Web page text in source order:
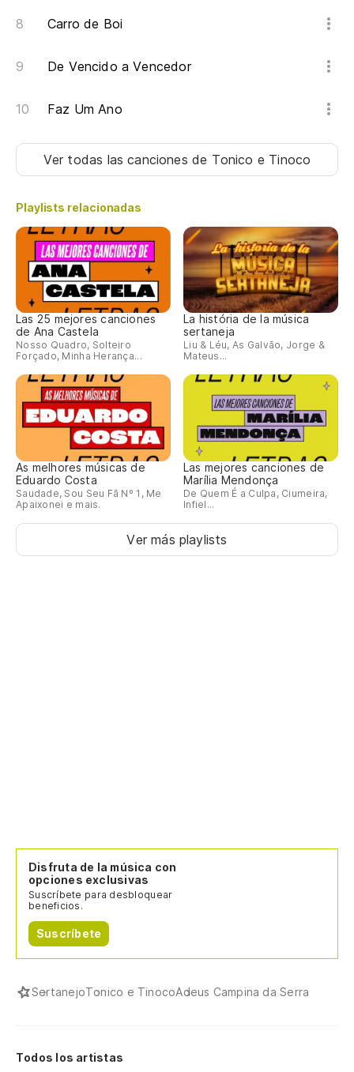
Carro de Boi
De Vencido a Vencedor
Faz Um Ano
Ver todas las cancionesde Tonico e Tinoco
Playlists relacionadas
Las 25 mejores canciones
de Ana Castela
Nosso Quadro, Solteiro
Forçado, Minha Herança...
La história de la música
sertaneja
Liu & Léu, As Galvão, Jorge &
Mateus...
As melhores músicas de
Eduardo Costa
Saudade, Sou Seu Fã Nº 1, Me
Apaixonei e mais.
Las mejores canciones de
Marília Mendonça
De Quem É a Culpa, Ciumeira,
Infiel...
Ver más playlists
Disfruta de la música con
opciones exclusivas
Suscríbete para desbloquear
beneficios.
Suscríbete
SertanejoTonico e TinocoAdeus Campina da Serra
Todos los artistas